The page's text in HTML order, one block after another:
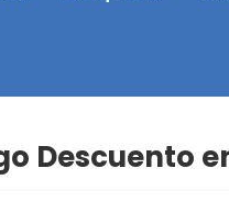
Descuento